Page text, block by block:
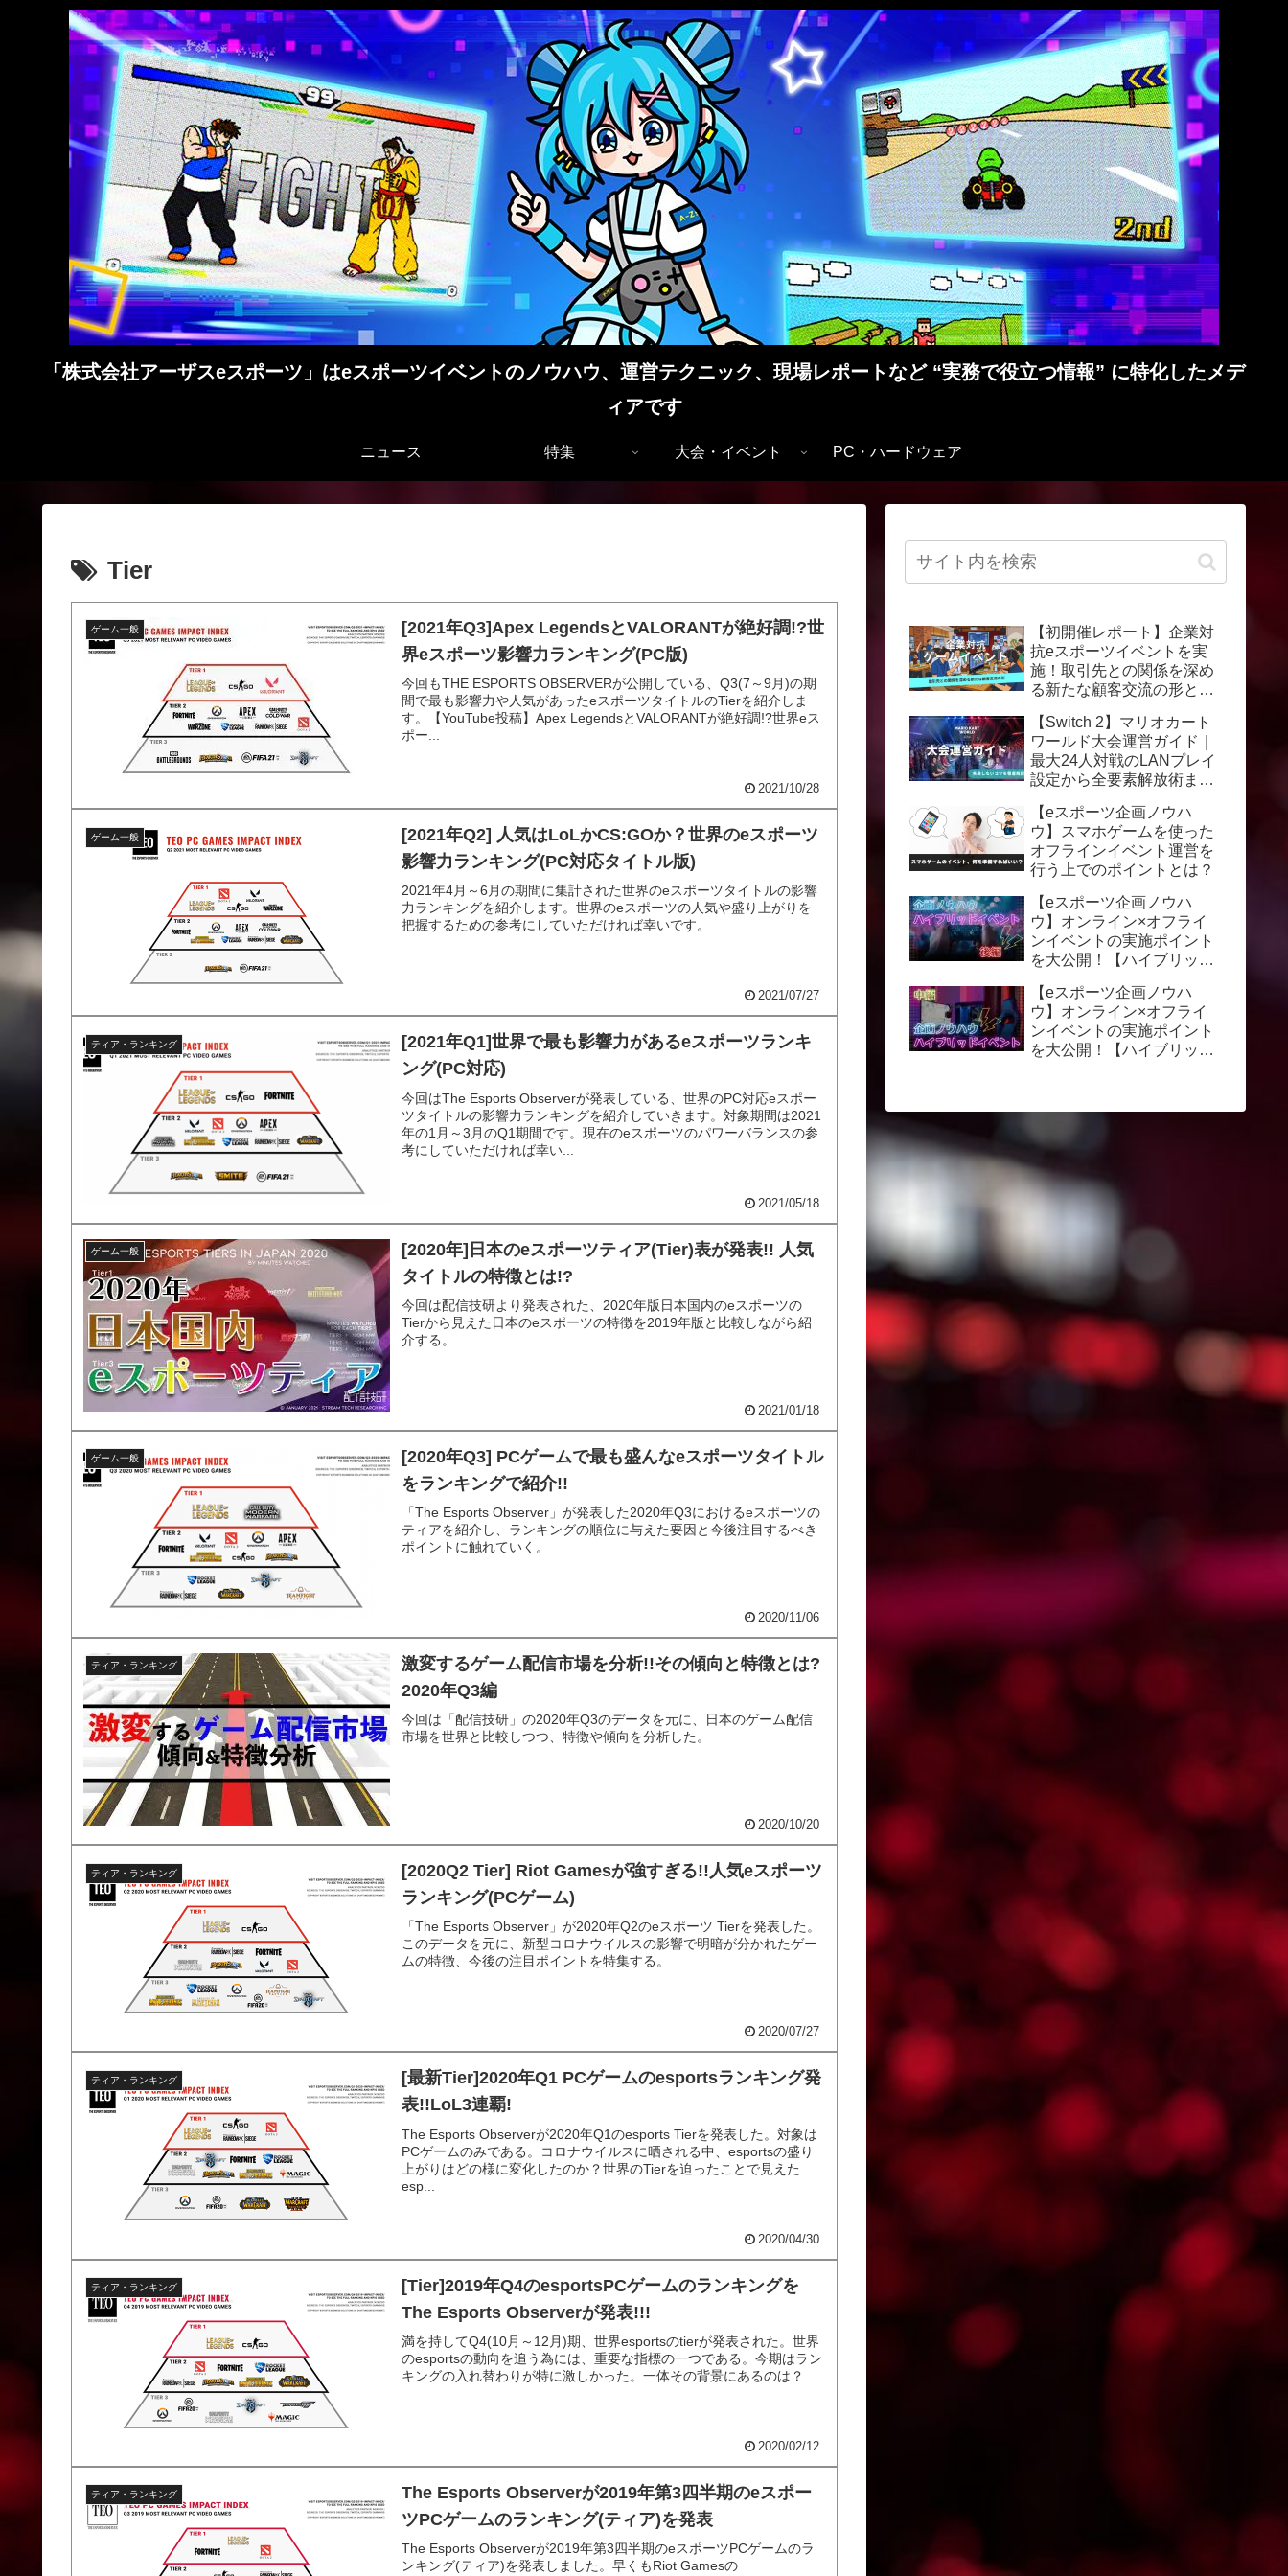
「株式会社アーザスeスポーツ」はeスポーツイベントのノウハウ、運営テクニック、現場レポートなど “実務で役立つ情報” に特化したメデ
ィアです
ニュース 特集 大会・イベント PC・ハードウェア
Tier
ゲーム一般
[2021年Q3]Apex LegendsとVALORANTが絶好調!?世
界eスポーツ影響力ランキング(PC版)
今回もTHE ESPORTS OBSERVERが公開している、Q3(7～9月)の期
間で最も影響力や人気があったeスポーツタイトルのTierを紹介しま
す。【YouTube投稿】Apex LegendsとVALORANTが絶好調!?世界eス
ポー...
2021/10/28
ゲーム一般
[2021年Q2] 人気はLoLかCS:GOか？世界のeスポーツ
影響力ランキング(PC対応タイトル版)
2021年4月～6月の期間に集計された世界のeスポーツタイトルの影響
力ランキングを紹介します。世界のeスポーツの人気や盛り上がりを
把握するための参考にしていただければ幸いです。
2021/07/27
ティア・ランキング
[2021年Q1]世界で最も影響力があるeスポーツランキ
ング(PC対応)
今回はThe Esports Observerが発表している、世界のPC対応eスポー
ツタイトルの影響力ランキングを紹介していきます。対象期間は2021
年の1月～3月のQ1期間です。現在のeスポーツのパワーバランスの参
考にしていただければ幸い...
2021/05/18
ゲーム一般
[2020年]日本のeスポーツティア(Tier)表が発表!! 人気
タイトルの特徴とは!?
今回は配信技研より発表された、2020年版日本国内のeスポーツの
Tierから見えた日本のeスポーツの特徴を2019年版と比較しながら紹
介する。
2021/01/18
ゲーム一般
[2020年Q3] PCゲームで最も盛んなeスポーツタイトル
をランキングで紹介!!
「The Esports Observer」が発表した2020年Q3におけるeスポーツの
ティアを紹介し、ランキングの順位に与えた要因と今後注目するべき
ポイントに触れていく。
2020/11/06
ティア・ランキング
激変するゲーム配信市場を分析!!その傾向と特徴とは?
2020年Q3編
今回は「配信技研」の2020年Q3のデータを元に、日本のゲーム配信
市場を世界と比較しつつ、特徴や傾向を分析した。
2020/10/20
ティア・ランキング
[2020Q2 Tier] Riot Gamesが強すぎる!!人気eスポーツ
ランキング(PCゲーム)
「The Esports Observer」が2020年Q2のeスポーツ Tierを発表した。
このデータを元に、新型コロナウイルスの影響で明暗が分かれたゲー
ムの特徴、今後の注目ポイントを特集する。
2020/07/27
ティア・ランキング
[最新Tier]2020年Q1 PCゲームのesportsランキング発
表!!LoL3連覇!
The Esports Observerが2020年Q1のesports Tierを発表した。対象は
PCゲームのみである。コロナウイルスに晒される中、esportsの盛り
上がりはどの様に変化したのか？世界のTierを迫ったことで見えた
esp...
2020/04/30
ティア・ランキング
[Tier]2019年Q4のesportsPCゲームのランキングを
The Esports Observerが発表!!!
満を持してQ4(10月～12月)期、世界esportsのtierが発表された。世界
のesportsの動向を追う為には、重要な指標の一つである。今期はラン
キングの入れ替わりが特に激しかった。一体その背景にあるのは？
2020/02/12
ティア・ランキング
The Esports Observerが2019年第3四半期のeスポー
ツPCゲームのランキング(ティア)を発表
The Esports Observerが2019年第3四半期のeスポーツPCゲームのラ
ンキング(ティア)を発表しました。早くもRiot Gamesの
【初開催レポート】企業対
抗eスポーツイベントを実
施！取引先との関係を深め
る新たな顧客交流の形と
【Switch 2】マリオカート
ワールド大会運営ガイド｜
最大24人対戦のLANプレイ
設定から全要素解放術まで
【eスポーツ企画ノウハ
ウ】スマホゲームを使った
オフラインイベント運営を
行う上でのポイントとは？
【eスポーツ企画ノウハ
ウ】オンライン×オフライ
ンイベントの実施ポイント
を大公開！【ハイブリッド
【eスポーツ企画ノウハ
ウ】オンライン×オフライ
ンイベントの実施ポイント
を大公開！【ハイブリッド